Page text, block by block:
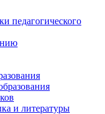
педагогического
и литературы